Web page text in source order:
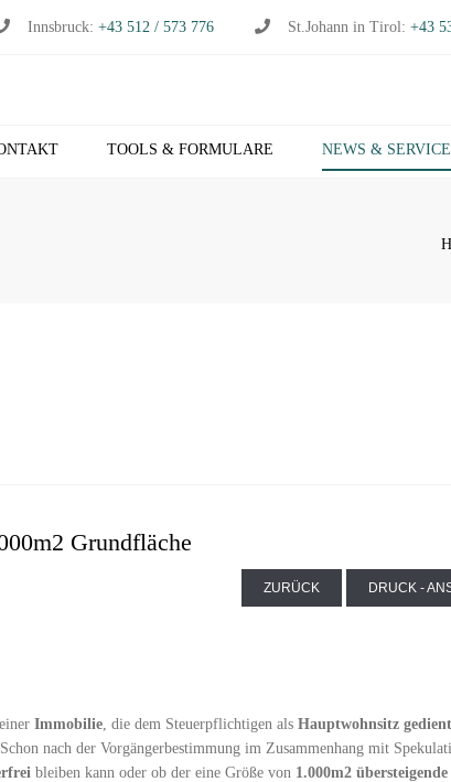
Innsbruck: +43 512 / 573 776 St.Johann in Tirol: +43
TOOLS & FORMULARE NEWS & SERVICE
Grundfläche
ZURÜCK DRUCK -
Immobilie , die dem Steuerpflichtigen als Hauptwohnsitz gedient
nach der Vorgängerbestimmung im Zusammenhang mit
bleiben kann oder ob der eine Größe von 1.000m2